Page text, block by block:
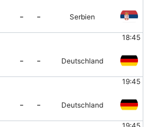
- - Serbien
18:45
- - Deutschland
19:45
- - Deutschland